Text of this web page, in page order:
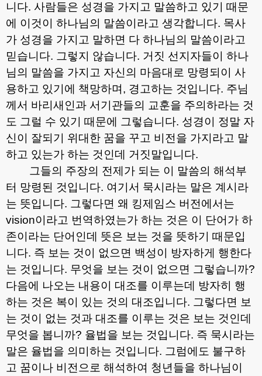
니다. 사람들은 성경을 가지고 말씀하고 있기 때문
에 이것이 하나님의 말씀이라고 생각합니다. 목사
가 성경을 가지고 말하면 다 하나님의 말씀이라고
믿습니다. 그렇지 않습니다. 거짓 선지자들이 하나
님의 말씀을 가지고 자신의 마음대로 망령되이 사
용하고 있기에 책망하며 , 경고하는 것입니다. 주님
께서 바리새인과 서기관들의 교훈을 주의하라는 것
도 그럴 수 있기 때문에 그렇습니다. 성경이 정말 자
신이 잘되기 위대한 꿈을 꾸고 비전을 가지라고 말
하고 있는가 하는 것인데 거짓말입니다.
그들의 주장의 전제가 되는 이 말씀의 해석부
터 망령된 것입니다. 여기서 묵시라는 말은 계시라
는 뜻입니다. 그렇다면 왜 킹제임스 버전에서는
vision이라고 번역하였는가 하는 것은 이 단어가 하
존이라는 단어인데 뜻은 보는 것을 뜻하기 때문입
니다. 즉 보는 것이 없으면 백성이 방자하게 행한다
는 것입니다. 무엇을 보는 것이 없으면 그렇습니까?
다음에 나오는 내용이 대조를 이루는데 방자히 행
하는 것은 복이 있는 것의 대조입니다. 그렇다면 보
는 것이 없는 것과 대조를 이루는 것은 보는 것인데
무엇을 봅니까? 율법을 보는 것입니다. 즉 묵시라는
말은 율법을 의미하는 것입니다. 그럼에도 불구하
고 꿈이나 비전으로 해석하여 청년들을 하나님이